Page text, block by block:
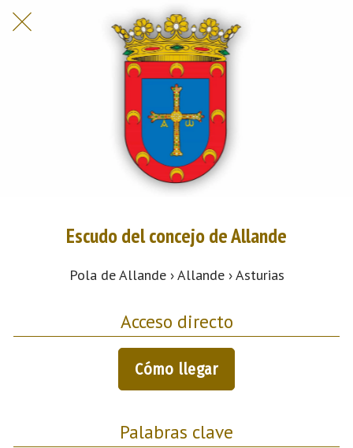
Escudo del concejo de Allande
Pola de Allande › Allande › Asturias
Acceso directo
Cómo llegar
Palabras clave